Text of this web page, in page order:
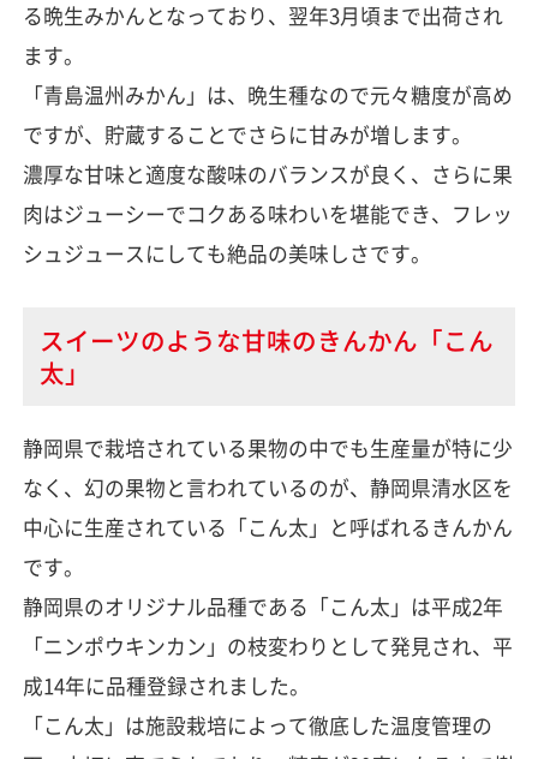
る晩生みかんとなっており、翌年3月頃まで出荷され
ます。
「青島温州みかん」は、晩生種なので元々糖度が高め
ですが、貯蔵することでさらに甘みが増します。
濃厚な甘味と適度な酸味のバランスが良く、さらに果
肉はジューシーでコクある味わいを堪能でき、フレッ
シュジュースにしても絶品の美味しさです。
スイーツのような甘味のきんかん「こん
太」
静岡県で栽培されている果物の中でも生産量が特に少
なく、幻の果物と言われているのが、静岡県清水区を
中心に生産されている「こん太」と呼ばれるきんかん
です。
静岡県のオリジナル品種である「こん太」は平成2年
「ニンポウキンカン」の枝変わりとして発見され、平
成14年に品種登録されました。
「こん太」は施設栽培によって徹底した温度管理の